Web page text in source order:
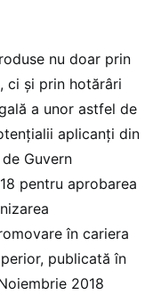
nu doar prin
ci și prin hotărâri
a unor astfel de
aplicanți din
Guvern
pentru aprobarea
în cariera
publicată în
2018